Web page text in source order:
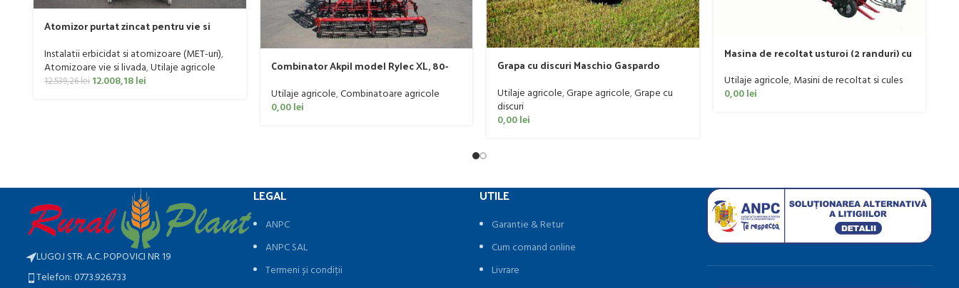
Atomizor purtat zincat pentru vie si
Instalatii erbicidat si atomizoare (MET-uri),
Atomizoare vie si livada,Utilaje agricole
12.539,26lei 12.008,18lei
Combinator Akpil model Rylec XL, 80-
Utilaje agricole,Combinatoare agricole
0,00lei
Grapa cu discuri Maschio Gaspardo
Utilaje agricole,Grape agricole,Grape cu
discuri
0,00lei
Masina de recoltat usturoi (2 randuri) cu
CP
Utilaje agricole,Masini de recoltat si cules
0,00lei
LUGOJ STR. A.C. POPOVICI NR 19
Telefon: 0773.926.733
LEGAL
ANPC
ANPC SAL
Termeni și condiții
UTILE
Garantie & Retur
Cum comand online
Livrare